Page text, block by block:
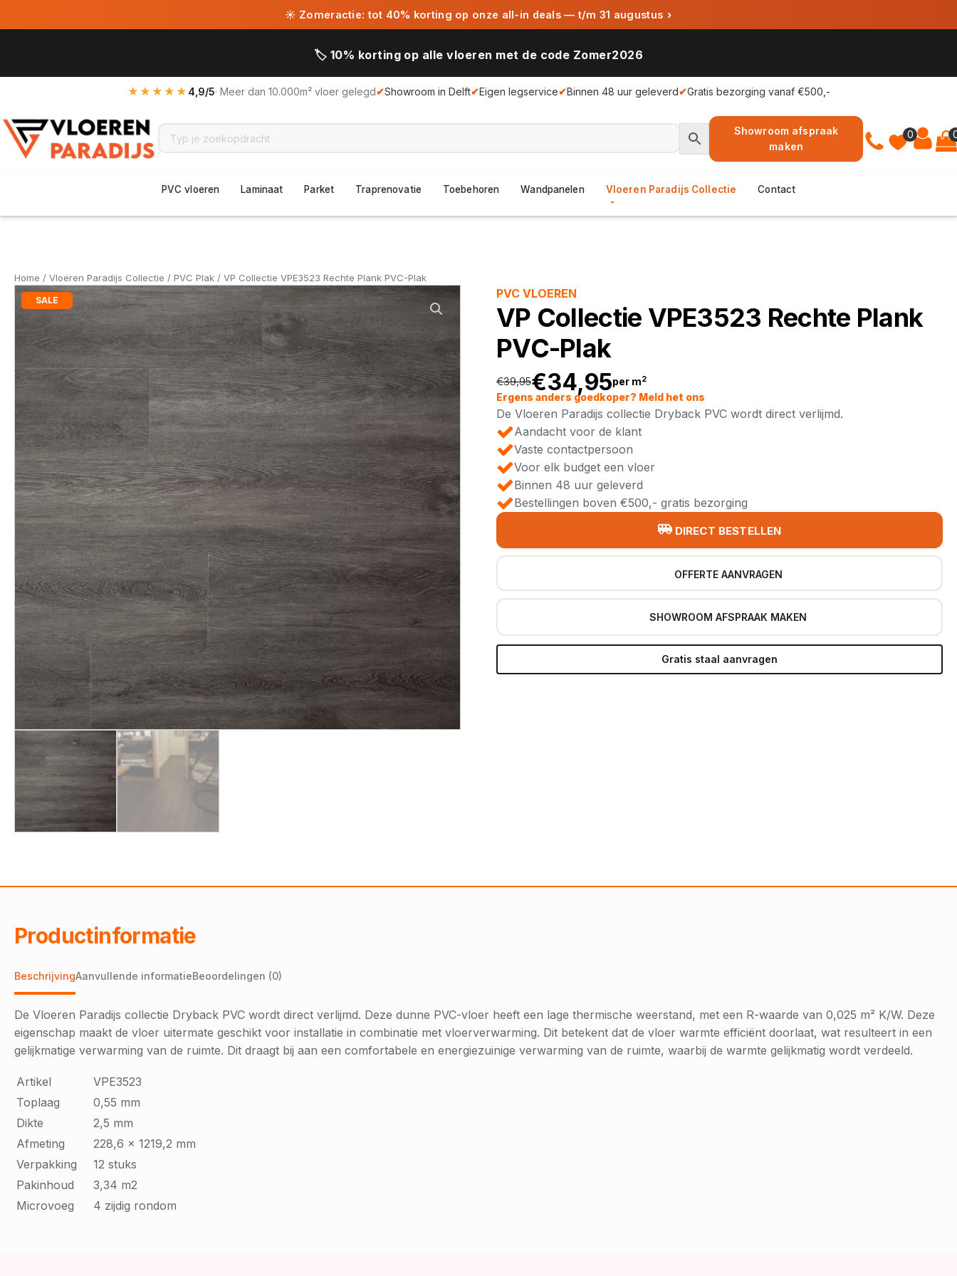
☀ Zomeractie: tot 40% korting op onze all-in deals — t/m 31 augustus ›
🏷️ 10% korting op alle vloeren met de code Zomer2026
★★★★★ 4,9/5· Meer dan 10.000m² vloer gelegd✔Showroom in Delft✔Eigen legservice✔Binnen 48 uur geleverd✔Gratis bezorging vanaf €500,-
0
Showroom afspraak
maken
PVC vloeren Laminaat Parket Traprenovatie Toebehoren Wandpanelen Vloeren Paradijs Collectie Contact
Home / Vloeren Paradijs Collectie / PVC Plak / VP Collectie VPE3523 Rechte Plank PVC-Plak
SALE PVC VLOEREN
VP Collectie VPE3523 Rechte Plank
PVC-Plak
€39,95
Oorspronkelijke
prijs
was:
€39,95.
€34,95
Huidige
prijs
is:
€34,95.
per m2
Ergens anders goedkoper? Meld het ons
De Vloeren Paradijs collectie Dryback PVC wordt direct verlijmd.
Aandacht voor de klant
Vaste contactpersoon
Voor elk budget een vloer
Binnen 48 uur geleverd
Bestellingen boven €500,- gratis bezorging
DIRECT BESTELLEN
OFFERTE AANVRAGEN
SHOWROOM AFSPRAAK MAKEN
Gratis staal aanvragen
Productinformatie
BeschrijvingAanvullende informatieBeoordelingen (0)
De Vloeren Paradijs collectie Dryback PVC wordt direct verlijmd. Deze dunne PVC-vloer heeft een lage thermische weerstand, met een R-waarde van 0,025 m² K/W. Deze
eigenschap maakt de vloer uitermate geschikt voor installatie in combinatie met vloerverwarming. Dit betekent dat de vloer warmte efficiënt doorlaat, wat resulteert in een
gelijkmatige verwarming van de ruimte. Dit draagt bij aan een comfortabele en energiezuinige verwarming van de ruimte, waarbij de warmte gelijkmatig wordt verdeeld.
Artikel
VPE3523
Toplaag
0,55 mm
Dikte
2,5 mm
Afmeting
228,6 x 1219,2 mm
Verpakking
12 stuks
Pakinhoud
3,34 m2
Microvoeg
4 zijdig rondom